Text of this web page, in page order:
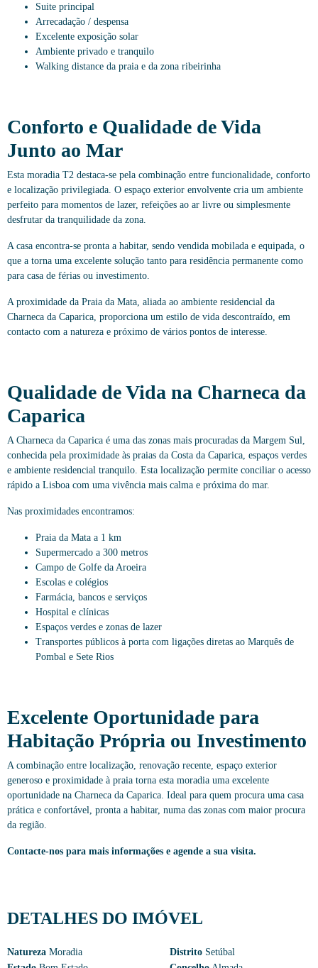
Suite principal
Arrecadação / despensa
Excelente exposição solar
Ambiente privado e tranquilo
Walking distance da praia e da zona ribeirinha
Conforto e Qualidade de Vida
Junto ao Mar
Esta moradia T2 destaca-se pela combinação entre funcionalidade, conforto
e localização privilegiada. O espaço exterior envolvente cria um ambiente
perfeito para momentos de lazer, refeições ao ar livre ou simplesmente
desfrutar da tranquilidade da zona.
A casa encontra-se pronta a habitar, sendo vendida mobilada e equipada, o
que a torna uma excelente solução tanto para residência permanente como
para casa de férias ou investimento.
A proximidade da Praia da Mata, aliada ao ambiente residencial da
Charneca da Caparica, proporciona um estilo de vida descontraído, em
contacto com a natureza e próximo de vários pontos de interesse.
Qualidade de Vida na Charneca da
Caparica
A Charneca da Caparica é uma das zonas mais procuradas da Margem Sul,
conhecida pela proximidade às praias da Costa da Caparica, espaços verdes
e ambiente residencial tranquilo. Esta localização permite conciliar o acesso
rápido a Lisboa com uma vivência mais calma e próxima do mar.
Nas proximidades encontramos:
Praia da Mata a 1 km
Supermercado a 300 metros
Campo de Golfe da Aroeira
Escolas e colégios
Farmácia, bancos e serviços
Hospital e clínicas
Espaços verdes e zonas de lazer
Transportes públicos à porta com ligações diretas ao Marquês de
Pombal e Sete Rios
Excelente Oportunidade para
Habitação Própria ou Investimento
A combinação entre localização, renovação recente, espaço exterior
generoso e proximidade à praia torna esta moradia uma excelente
oportunidade na Charneca da Caparica. Ideal para quem procura uma casa
prática e confortável, pronta a habitar, numa das zonas com maior procura
da região.
Contacte-nos para mais informações e agende a sua visita.
DETALHES DO IMÓVEL
Natureza Moradia
Distrito Setúbal